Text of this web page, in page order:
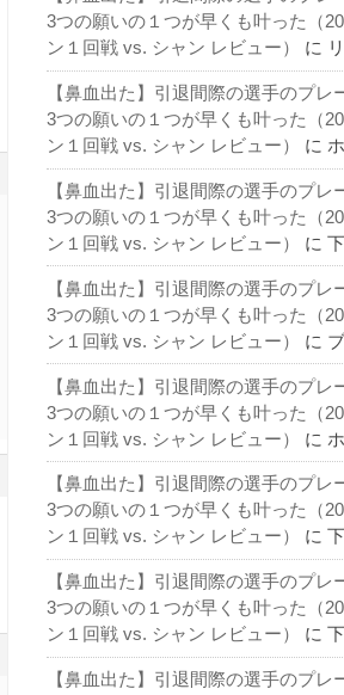
3つの願いの１つが早くも叶った（
ン１回戦 vs. シャン レビュー）
に
【鼻血出た】引退間際の選手のプレ
3つの願いの１つが早くも叶った（
ン１回戦 vs. シャン レビュー）
に
【鼻血出た】引退間際の選手のプレ
3つの願いの１つが早くも叶った（
ン１回戦 vs. シャン レビュー）
に
【鼻血出た】引退間際の選手のプレ
3つの願いの１つが早くも叶った（
ン１回戦 vs. シャン レビュー）
に
【鼻血出た】引退間際の選手のプレ
3つの願いの１つが早くも叶った（
ン１回戦 vs. シャン レビュー）
に
【鼻血出た】引退間際の選手のプレ
3つの願いの１つが早くも叶った（
ン１回戦 vs. シャン レビュー）
に
【鼻血出た】引退間際の選手のプレ
3つの願いの１つが早くも叶った（
ン１回戦 vs. シャン レビュー）
に
【鼻血出た】引退間際の選手のプレ